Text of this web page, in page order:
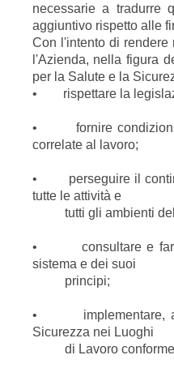
necessarie a tradurre
aggiuntivo rispetto alle
Con l'intento di rendere
l'Azienda, nella figura
per la Salute e la
• rispettare la
• fornire condizioni
correlate al lavoro;
• perseguire il
tutte le attività e
tutti gli ambienti
• consultare e far
sistema e dei suoi
principi;
• implementare,
Sicurezza nei Luoghi
di Lavoro conforme